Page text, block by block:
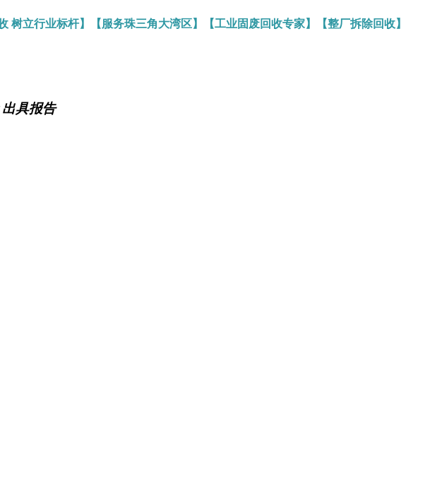
树立行业标杆】【服务珠三角大湾区】【工业固废回收专家】【整厂拆除回收】
出具报告